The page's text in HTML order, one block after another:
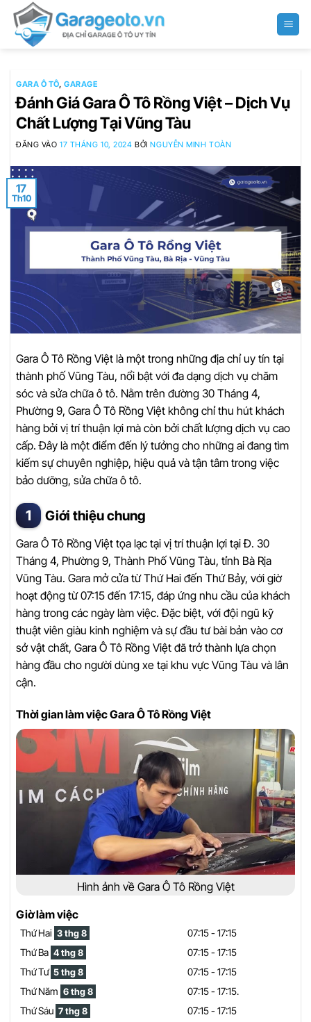
qua
GARA Ô TÔ,GARAGE
Đánh Giá Gara Ô Tô Rồng Việt – Dịch Vụ
Chất Lượng Tại Vũng Tàu
ĐĂNG VÀO17 THÁNG 10, 2024 BỞINGUYỄN MINH TOÀN
17
Th10
Gara Ô Tô Rồng Việt là một trong những địa chỉ uy tín tại
thành phố Vũng Tàu, nổi bật với đa dạng dịch vụ chăm
sóc và sửa chữa ô tô. Nằm trên đường 30 Tháng 4,
Phường 9, Gara Ô Tô Rồng Việt không chỉ thu hút khách
hàng bởi vị trí thuận lợi mà còn bởi chất lượng dịch vụ cao
cấp. Đây là một điểm đến lý tưởng cho những ai đang tìm
kiếm sự chuyên nghiệp, hiệu quả và tận tâm trong việc
bảo dưỡng, sửa chữa ô tô.
Giới thiệu chung
Gara Ô Tô Rồng Việt tọa lạc tại vị trí thuận lợi tại Đ. 30
Tháng 4, Phường 9, Thành Phố Vũng Tàu, tỉnh Bà Rịa
Vũng Tàu. Gara mở cửa từ Thứ Hai đến Thứ Bảy, với giờ
hoạt động từ 07:15 đến 17:15, đáp ứng nhu cầu của khách
hàng trong các ngày làm việc. Đặc biệt, với đội ngũ kỹ
thuật viên giàu kinh nghiệm và sự đầu tư bài bản vào cơ
sở vật chất, Gara Ô Tô Rồng Việt đã trở thành lựa chọn
hàng đầu cho người dùng xe tại khu vực Vũng Tàu và lân
cận.
Thời gian làm việc Gara Ô Tô Rồng Việt
Hình ảnh về Gara Ô Tô Rồng Việt
Giờ làm việc
Thứ Hai 3 thg 8
07:15 - 17:15
Thứ Ba 4 thg 8
07:15 - 17:15
Thứ Tư 5 thg 8
07:15 - 17:15
Thứ Năm 6 thg 8
07:15 - 17:15.
Thứ Sáu 7 thg 8
07:15 - 17:15